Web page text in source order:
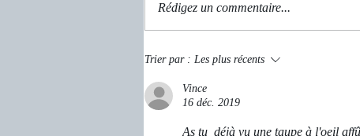
Rédigez un commentaire...
Trier par : Les plus récents
Vince
16 déc. 2019
As tu  déjà vu une taupe à l'oeil